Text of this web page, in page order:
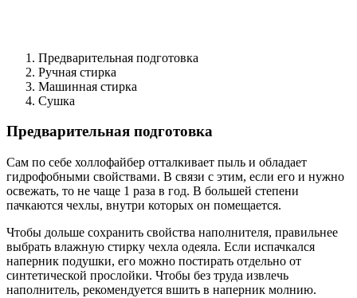
Предварительная подготовка
Ручная стирка
Машинная стирка
Сушка
Предварительная подготовка
Сам по себе холлофайбер отталкивает пыль и обладает
гидрофобными свойствами. В связи с этим, если его и нужно
освежать, то не чаще 1 раза в год. В большей степени
пачкаются чехлы, внутри которых он помещается.
Чтобы дольше сохранить свойства наполнителя, правильнее
выбрать влажную стирку чехла одеяла. Если испачкался
наперник подушки, его можно постирать отдельно от
синтетической прослойки. Чтобы без труда извлечь
наполнитель, рекомендуется вшить в наперник молнию.